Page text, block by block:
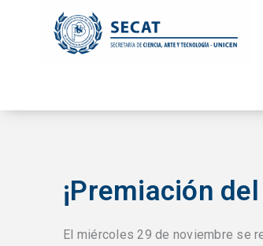
contenido
¡Premiación
El miércoles 29 de noviembre se